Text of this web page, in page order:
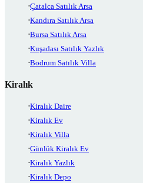
Çatalca Satılık Arsa
Kandıra Satılık Arsa
Bursa Satılık Arsa
Kuşadası Satılık Yazlık
Bodrum Satılık Villa
Kiralık
Kiralık Daire
Kiralık Ev
Kiralık Villa
Günlük Kiralık Ev
Kiralık Yazlık
Kiralık Depo